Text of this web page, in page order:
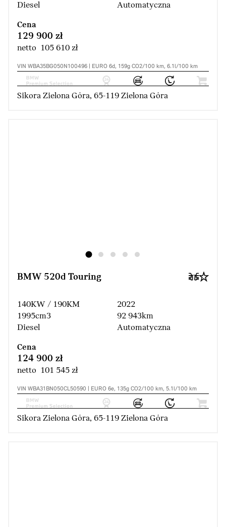
Diesel
Automatyczna
Cena
129 900 zł
netto 105 610 zł
VIN WBA35BG050N100496 | EURO 6d, 159g CO2/100 km, 6.1l/100 km
Sikora Zielona Góra, 65-119 Zielona Góra
BMW 520d Touring
140KW / 190KM
1995cm3
Diesel
2022
92 943km
Automatyczna
Cena
124 900 zł
netto 101 545 zł
VIN WBA31BN050CL50590 | EURO 6e, 135g CO2/100 km, 5.1l/100 km
Sikora Zielona Góra, 65-119 Zielona Góra